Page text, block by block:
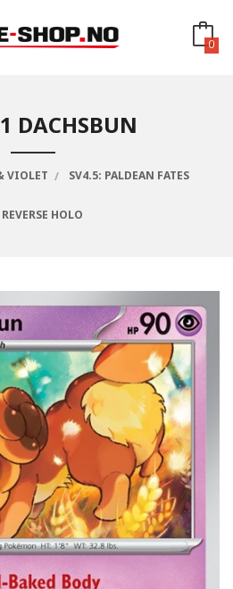
0
DACHSBUN
VIOLET SV4.5: PALDEAN FATES
REVERSE HOLO